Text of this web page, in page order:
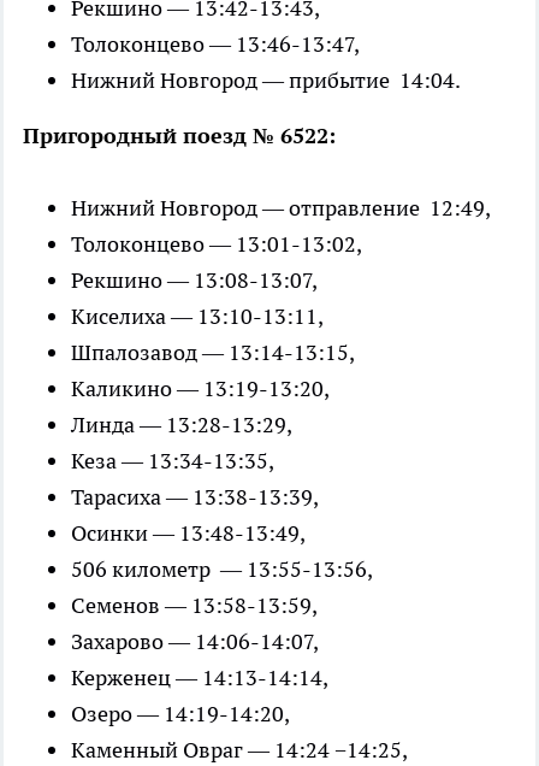
Рекшино — 13:42-13:43,
Толоконцево — 13:46-13:47,
Нижний Новгород — прибытие 14:04.
Пригородный поезд № 6522:
Нижний Новгород — отправление 12:49,
Толоконцево — 13:01-13:02,
Рекшино — 13:08-13:07,
Киселиха — 13:10-13:11,
Шпалозавод — 13:14-13:15,
Каликино — 13:19-13:20,
Линда — 13:28-13:29,
Кеза — 13:34-13:35,
Тарасиха — 13:38-13:39,
Осинки — 13:48-13:49,
506 километр — 13:55-13:56,
Семенов — 13:58-13:59,
Захарово — 14:06-14:07,
Керженец — 14:13-14:14,
Озеро — 14:19-14:20,
Каменный Овраг — 14:24 −14:25,